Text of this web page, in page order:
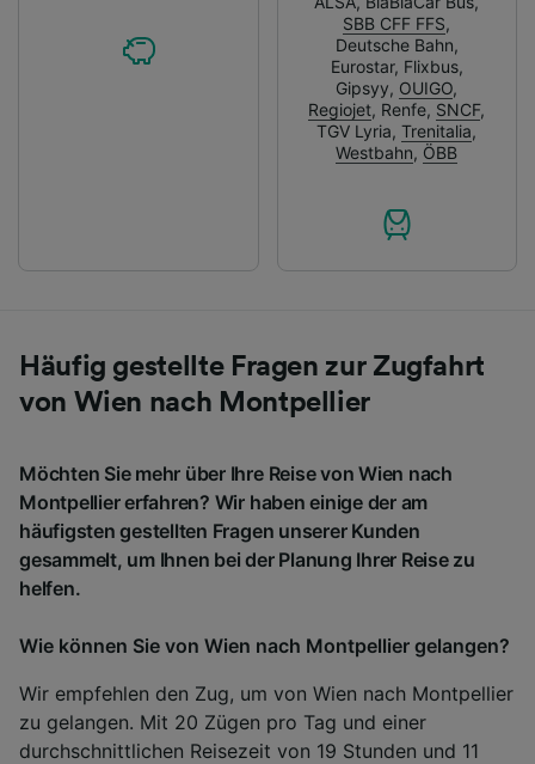
SBB CFF FFS,
Deutsche Bahn,
Eurostar, Flixbus,
Gipsyy, OUIGO,
Regiojet, Renfe, SNCF,
TGV Lyria,Trenitalia,
Westbahn, ÖBB
Häufig gestellte Fragen zur Zugfahrt
von Wien nach Montpellier
Möchten Sie mehr über Ihre Reise von Wien nach
Montpellier erfahren? Wir haben einige der am
häufigsten gestellten Fragen unserer Kunden
gesammelt, um Ihnen bei der Planung Ihrer Reise zu
helfen.
Wie können Sie von Wien nach Montpellier gelangen?
Wir empfehlen den Zug, um von Wien nach Montpellier
zu gelangen. Mit 20 Zügen pro Tag und einer
durchschnittlichen Reisezeit von 19 Stunden und 11